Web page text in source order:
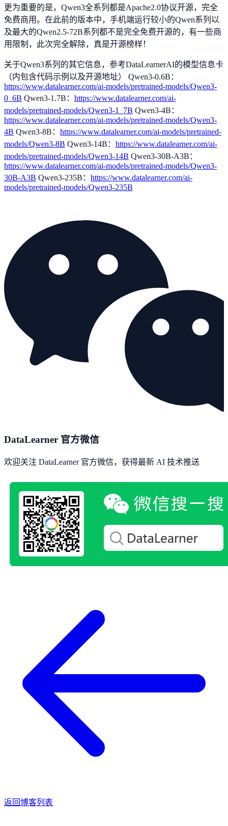
更为重要的是，Qwen3全系列都是Apache2.0协议开源，完全
免费商用。在此前的版本中，手机端运行较小的Qwen系列以
及最大的Qwen2.5-72B系列都不是完全免费开源的，有一些商
用限制，此次完全解除，真是开源榜样！
关于Qwen3系列的其它信息，参考DataLearnerAI的模型信息卡
（内包含代码示例以及开源地址） Qwen3-0.6B：
https://www.datalearner.com/ai-models/pretrained-models/Qwen3-
0_6B Qwen3-1.7B： https://www.datalearner.com/ai-
models/pretrained-models/Qwen3-1_7B Qwen3-4B：
https://www.datalearner.com/ai-models/pretrained-models/Qwen3-
4B Qwen3-8B： https://www.datalearner.com/ai-models/pretrained-
models/Qwen3-8B Qwen3-14B： https://www.datalearner.com/ai-
models/pretrained-models/Qwen3-14B Qwen3-30B-A3B：
https://www.datalearner.com/ai-models/pretrained-models/Qwen3-
30B-A3B Qwen3-235B： https://www.datalearner.com/ai-
models/pretrained-models/Qwen3-235B
DataLearner 官方微信
欢迎关注 DataLearner 官方微信，获得最新 AI 技术推送
返回博客列表